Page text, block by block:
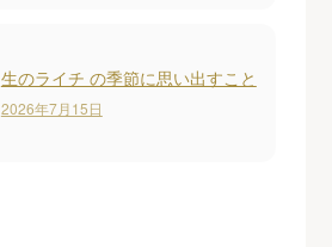
生のライチ の季節に思い出すこと
2026年7月15日